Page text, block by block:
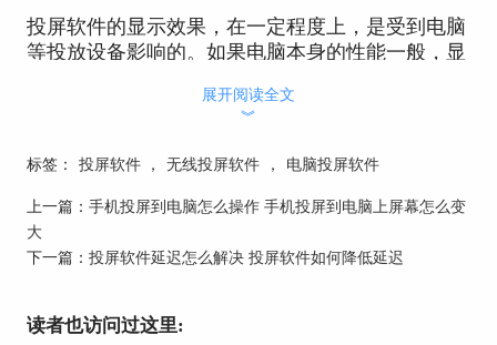
投屏软件的显示效果，在一定程度上，是受到电脑
等投放设备影响的。如果电脑本身的性能一般，显
3.网络不稳定
展开阅读全文
︾
标签： 投屏软件 ， 无线投屏软件 ， 电脑投屏软件
上一篇： 手机投屏到电脑怎么操作 手机投屏到电脑上屏幕怎么变
大
下一篇： 投屏软件延迟怎么解决 投屏软件如何降低延迟
读者也访问过这里: